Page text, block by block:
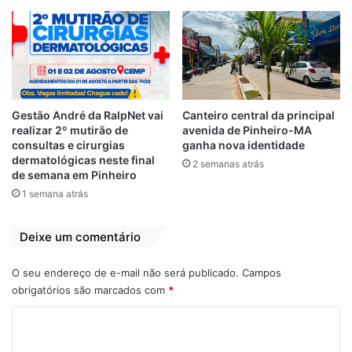
Itaqui-Bacanga e, mesmo com as
adversidades, precisamos continuar neste
esforço”, afirmou Júlio Pinheiro.
Para o vice-prefeito, que também é
Gestão André da RalpNet vai
realizar 2º mutirão de
consultas e cirurgias
dermatológicas neste final
de semana em Pinheiro
1 semana atrás
Canteiro central da principal
avenida de Pinheiro-MA
ganha nova identidade
2 semanas atrás
Deixe um comentário
O seu endereço de e-mail não será publicado. Campos
obrigatórios são marcados com *